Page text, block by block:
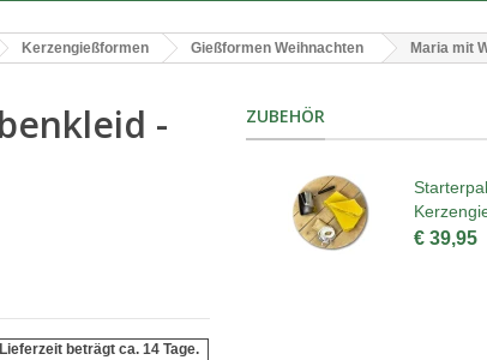
Kerzengießformen Gießformen Weihnachten Maria mit
-
beträgt ca. 14 Tage.
ZUBEHÖR
€ 39,95